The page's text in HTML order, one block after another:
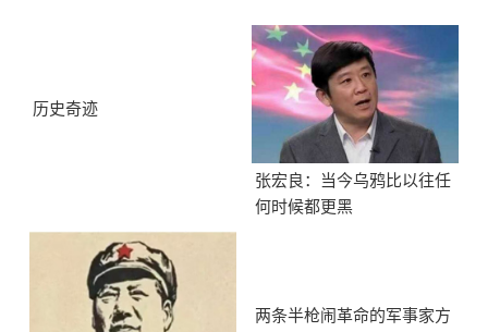
历史奇迹
张宏良：当今乌鸦比以往任
何时候都更黑
两条半枪闹革命的军事家方